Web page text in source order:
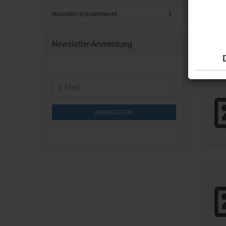
Nosoden Entnahmeset
Newsletter-Anmeldung
NEWSLETTER-
ANMELDUNGANMELDEN